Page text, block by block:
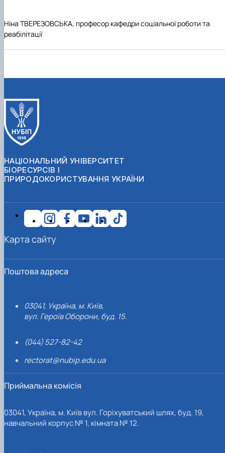
Ніна ТВЕРЕЗОВСЬКА, професор кафедри соціальної роботи та
реабілітації
НАЦІОНАЛЬНИЙ УНІВЕРСИТЕТ
БІОРЕСУРСІВ І
ПРИРОДОКОРИСТУВАННЯ УКРАЇНИ
Поштова адреса
03041, Україна, м. Київ,
вул. Героїв Оборони, буд. 15.
(044) 527-82-42
rectorat@nubip.edu.ua
Приймальна комісія
03041, Україна, м. Київ вул. Горіхуватський шлях, буд. 19,
навчальний корпус № 1, кімната № 12.
Карта сайту